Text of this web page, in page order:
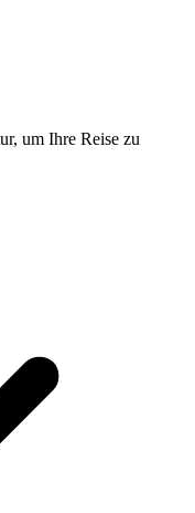
um Ihre Reise zu